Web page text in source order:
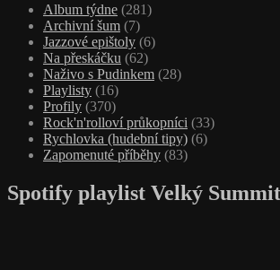
Album týdne (281)
Archivní šum (7)
Jazzové epištoly (6)
Na přeskáčku (62)
Naživo s Pudinkem (28)
Playlisty (16)
Profily (370)
Rock'n'rolloví průkopníci (33)
Rychlovka (hudební tipy) (6)
Zapomenuté příběhy (83)
Spotify playlist Velký